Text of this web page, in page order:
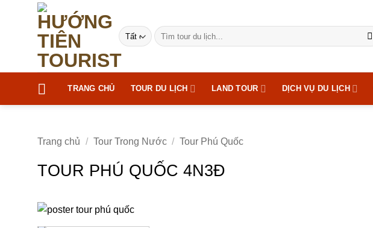
Tìm
kiếm:
TRANG CHỦ TOUR DU LỊCH LAND TOUR DỊCH VỤ DU LỊCH
Trang chủ / Tour Trong Nước / Tour Phú Quốc
TOUR PHÚ QUỐC 4N3Đ